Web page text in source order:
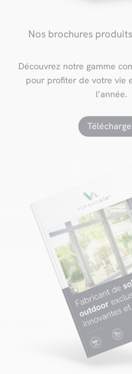
Nos brochures
Découvrez notre gamme
pour profiter de votre vie
l’année.